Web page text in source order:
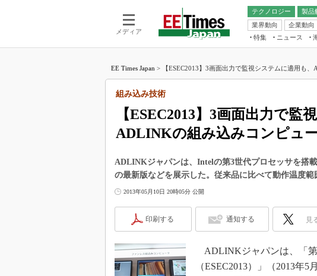
メディア
テクノロジー 製品
電池／エネルギー
アナログ
マイコン
業界動向
企業動向
特集 ニュース
福田昭のデバイス通信
大山聡の業界スコープ
大原雄介のエレ・組み込
ック
学漂流記
世界を「数字」で回して
Buzzword
この10年で起こったこと
で起こること
製品分解で探るアジアの
光伝送技術を知る
電子ブックレット
EE Times Japan > 【ESEC2013】3画面出力で監視システムに適用も、
【ESEC2013】3画面出力で監
ADLINKの組み込みコンピュ
組み込み技術
ADLINKジャパンは、Intelの第3世代プロセッサを搭
の最新版などを展示した。従来品に比べて動作温度範
2013年05月10日 20時05分 公開
印刷する 通知する 見
ADLINKジャパンは、「
（ESEC2013）」（2013年